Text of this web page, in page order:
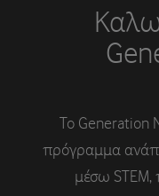
Το Generation
πρόγραμμα
μέσω STEM,